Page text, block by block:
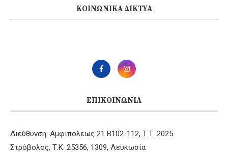
ΚΟΙΝΩΝΙΚΆ ΔΊΚΤΥΑ
ΕΠΙΚΟΙΝΩΝΊΑ
Διεύθυνση: Αμφιπόλεως 21 B102-112, Τ.Τ. 2025
Στρόβολος, Τ.Κ. 25356, 1309, Λευκωσία